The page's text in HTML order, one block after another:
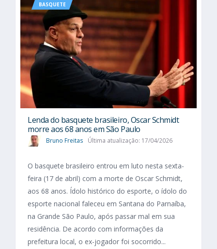
BASQUETE
Lenda do basquete brasileiro, Oscar Schmidt
morre aos 68 anos em São Paulo
Bruno Freitas Última atualização: 17/04/2026
O basquete brasileiro entrou em luto nesta sexta-
feira (17 de abril) com a morte de Oscar Schmidt,
aos 68 anos. Ídolo histórico do esporte, o ídolo do
esporte nacional faleceu em Santana do Parnaíba,
na Grande São Paulo, após passar mal em sua
residência. De acordo com informações da
prefeitura local, o ex-jogador foi socorrido...